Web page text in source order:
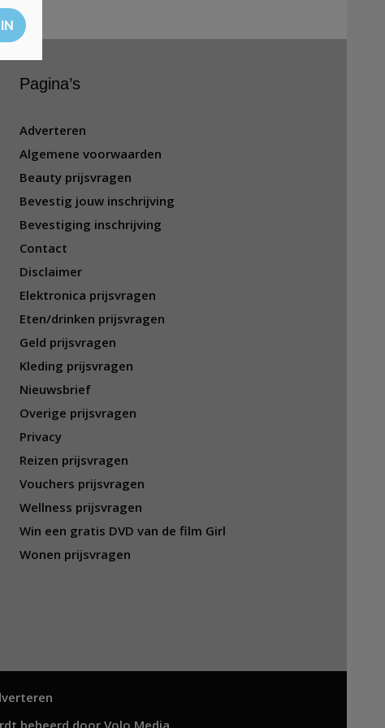
Pagina’s
Adverteren
Algemene voorwaarden
Beauty prijsvragen
Bevestig jouw inschrijving
Bevestiging inschrijving
Contact
Disclaimer
Elektronica prijsvragen
Eten/drinken prijsvragen
Geld prijsvragen
Kleding prijsvragen
Nieuwsbrief
Overige prijsvragen
Privacy
Reizen prijsvragen
Vouchers prijsvragen
Wellness prijsvragen
Win een gratis DVD van de film Girl
Wonen prijsvragen